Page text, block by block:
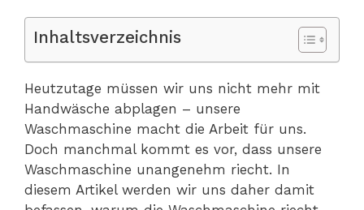
Inhaltsverzeichnis
Heutzutage müssen wir uns nicht mehr mit
Handwäsche abplagen – unsere
Waschmaschine macht die Arbeit für uns.
Doch manchmal kommt es vor, dass unsere
Waschmaschine unangenehm riecht. In
diesem Artikel werden wir uns daher damit